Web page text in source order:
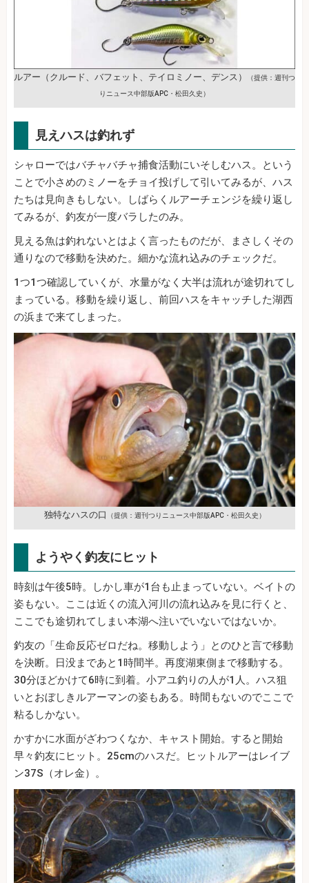
ルアー（クルード、バフェット、テイロミノー、デンス） （提供：週刊つ
りニュース中部版APC・松田久史）
見えハスは釣れず
シャローではバチャバチャ捕食活動にいそしむハス。という
ことで小さめのミノーをチョイ投げして引いてみるが、ハス
たちは見向きもしない。しばらくルアーチェンジを繰り返し
てみるが、釣友が一度バラしたのみ。
見える魚は釣れないとはよく言ったものだが、まさしくその
通りなので移動を決めた。細かな流れ込みのチェックだ。
1つ1つ確認していくが、水量がなく大半は流れが途切れてし
まっている。移動を繰り返し、前回ハスをキャッチした湖西
の浜まで来てしまった。
独特なハスの口 （提供：週刊つりニュース中部版APC・松田久史）
ようやく釣友にヒット
時刻は午後5時。しかし車が1台も止まっていない。ベイトの
姿もない。ここは近くの流入河川の流れ込みを見に行くと、
ここでも途切れてしまい本湖へ注いでいないではないか。
釣友の「生命反応ゼロだね。移動しよう」とのひと言で移動
を決断。日没まであと1時間半。再度湖東側まで移動する。
30分ほどかけて6時に到着。小アユ釣りの人が1人。ハス狙
いとおぼしきルアーマンの姿もある。時間もないのでここで
粘るしかない。
かすかに水面がざわつくなか、キャスト開始。すると開始
早々釣友にヒット。25cmのハスだ。ヒットルアーはレイブ
ン37S（オレ金）。